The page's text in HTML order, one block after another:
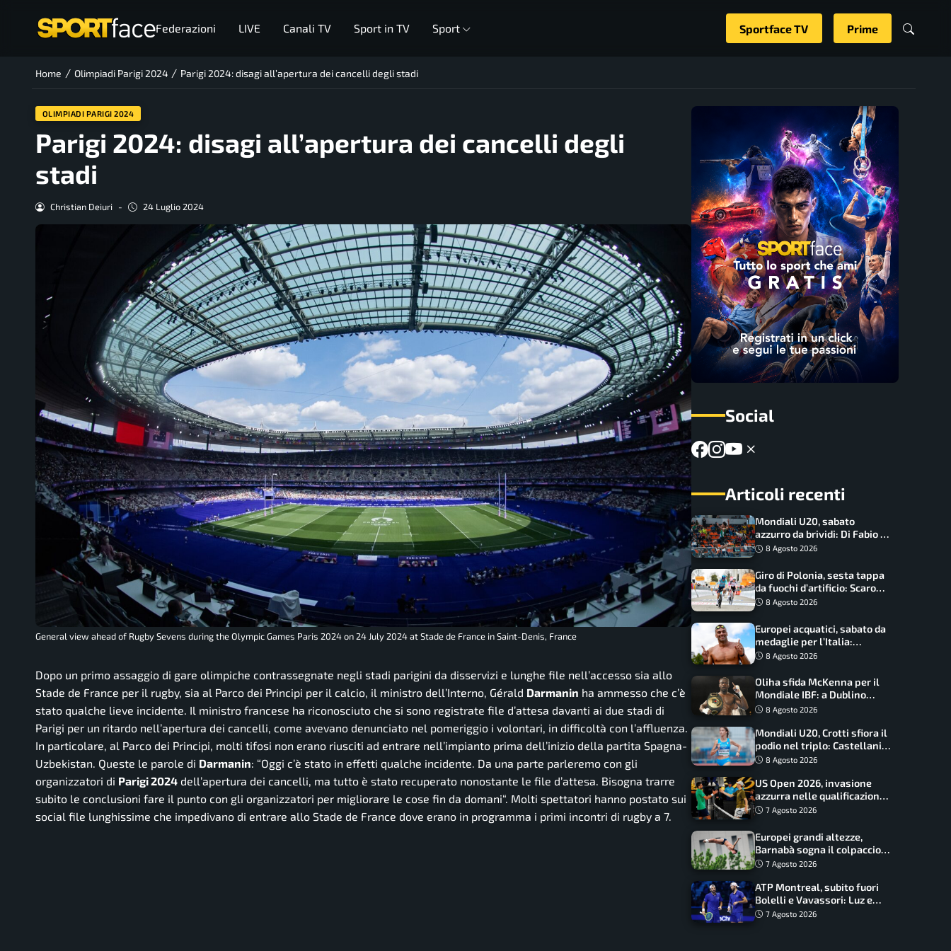
Federazioni LIVE Canali TV Sport in TV Sport Sportface TV Prime
Home / Olimpiadi Parigi 2024 / Parigi 2024: disagi all’apertura dei cancelli degli stadi
OLIMPIADI PARIGI 2024
Parigi 2024: disagi all’apertura dei cancelli degli
stadi
Christian Deiuri - 24 Luglio 2024
General view ahead of Rugby Sevens during the Olympic Games Paris 2024 on 24 July 2024 at Stade de France in Saint-Denis, France
Dopo un primo assaggio di gare olimpiche contrassegnate negli stadi parigini da disservizi e lunghe file nell’accesso sia allo
Stade de France per il rugby, sia al Parco dei Principi per il calcio, il ministro dell’Interno, Gérald Darmanin ha ammesso che c’è
stato qualche lieve incidente. Il ministro francese ha riconosciuto che si sono registrate file d’attesa davanti ai due stadi di
Parigi per un ritardo nell’apertura dei cancelli, come avevano denunciato nel pomeriggio i volontari, in difficoltà con l’affluenza.
In particolare, al Parco dei Principi, molti tifosi non erano riusciti ad entrare nell’impianto prima dell’inizio della partita Spagna-
Uzbekistan. Queste le parole di Darmanin: “Oggi c’è stato in effetti qualche incidente. Da una parte parleremo con gli
organizzatori di Parigi 2024 dell’apertura dei cancelli, ma tutto è stato recuperato nonostante le file d’attesa. Bisogna trarre
subito le conclusioni fare il punto con gli organizzatori per migliorare le cose fin da domani“. Molti spettatori hanno postato sui
social file lunghissime che impedivano di entrare allo Stade de France dove erano in programma i primi incontri di rugby a 7.
Social
Articoli recenti
Mondiali U20, sabato
azzurro da brividi: Di Fabio e
Inzoli sognano le medaglie,
8 Agosto 2026
Giro di Polonia, sesta tappa
da fuochi d’artificio: Scaroni
può attaccare la maglia di
8 Agosto 2026
Europei acquatici, sabato da
medaglie per l’Italia:
Paltrinieri guida la staffetta,
grandi altezze
8 Agosto 2026
Oliha sfida McKenna per il
Mondiale IBF: a Dublino
serve l’impresa nella tana
8 Agosto 2026
Mondiali U20, Crotti sfiora il
podio nel triplo: Castellani
da record, Succo in finale
8 Agosto 2026
US Open 2026, invasione
azzurra nelle qualificazioni:
17 italiani a caccia del main
7 Agosto 2026
Europei grandi altezze,
Barnabà sogna il colpaccio:
è leader a metà gara, Baraldi
7 Agosto 2026
ATP Montreal, subito fuori
Bolelli e Vavassori: Luz e
Matos fermano gli azzurri
7 Agosto 2026